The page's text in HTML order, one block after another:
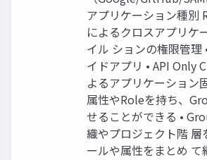
アプリケーション種別
によるクロスアプリケ
イル ションの権限管理
イドアプリ • API Only
よるアプリケーション
属性やRoleを持ち、
せることができる •
織やプロジェクト階 層
ールや属性をまとめ て